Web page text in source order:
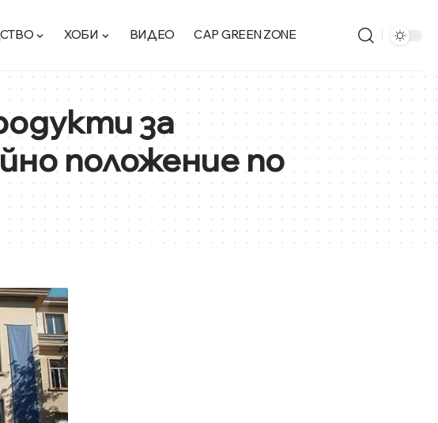
ХОБИ ВИДЕО CAP GREEN ZONE
за
положение по